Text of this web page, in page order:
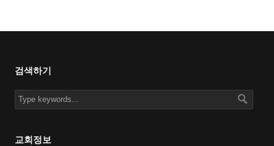
검색하기
교회정보